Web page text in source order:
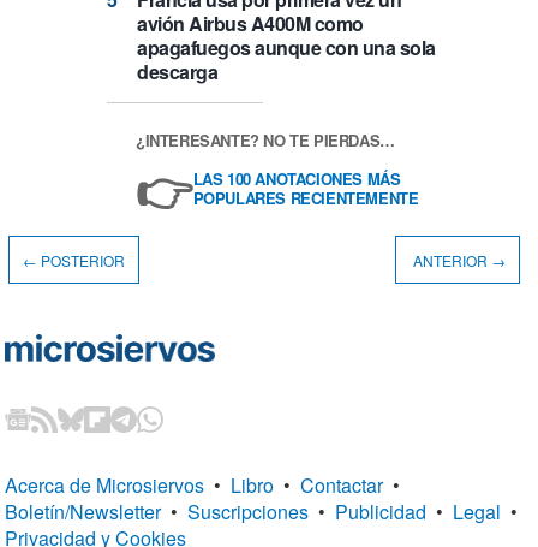
avión Airbus A400M como
apagafuegos aunque con una sola
descarga
¿INTERESANTE? NO TE PIERDAS…
👉LAS 100 ANOTACIONES MÁS
POPULARES RECIENTEMENTE
← POSTERIOR ANTERIOR →
Acerca de Microsiervos • Libro • Contactar •
Boletín/Newsletter • Suscripciones • Publicidad • Legal •
Privacidad y Cookies